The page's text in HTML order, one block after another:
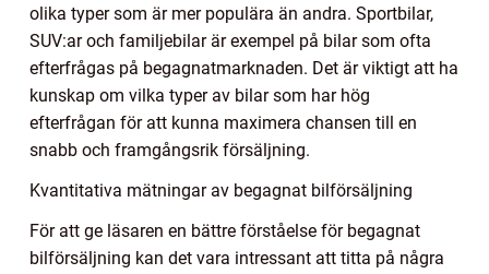
olika typer som är mer populära än andra. Sportbilar,
SUV:ar och familjebilar är exempel på bilar som ofta
efterfrågas på begagnatmarknaden. Det är viktigt att ha
kunskap om vilka typer av bilar som har hög
efterfrågan för att kunna maximera chansen till en
snabb och framgångsrik försäljning.
Kvantitativa mätningar av begagnat bilförsäljning
För att ge läsaren en bättre förståelse för begagnat
bilförsäljning kan det vara intressant att titta på några